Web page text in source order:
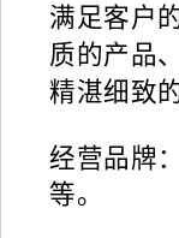
满足客户
质的产品
精湛细致
经营品牌
等。